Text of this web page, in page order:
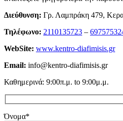
Διεύθυνση: Γρ. Λαμπράκη 479,
Τηλέφωνο: 2110135723 –
WebSite: www.kentro-diafimisis.gr
Email: info@kentro-diafimisis.gr
Καθημερινά: 9:00π.μ. to 9:00μ.μ.
Όνομα*